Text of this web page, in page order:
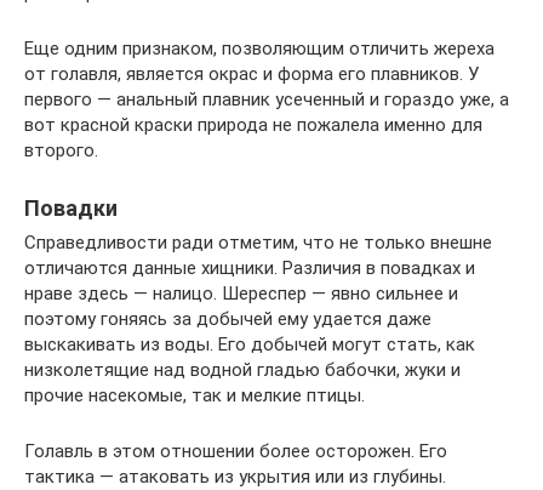
Еще одним признаком, позволяющим отличить жереха
от голавля, является окрас и форма его плавников. У
первого — анальный плавник усеченный и гораздо уже, а
вот красной краски природа не пожалела именно для
второго.
Повадки
Справедливости ради отметим, что не только внешне
отличаются данные хищники. Различия в повадках и
нраве здесь — налицо. Шереспер — явно сильнее и
поэтому гоняясь за добычей ему удается даже
выскакивать из воды. Его добычей могут стать, как
низколетящие над водной гладью бабочки, жуки и
прочие насекомые, так и мелкие птицы.
Голавль в этом отношении более осторожен. Его
тактика — атаковать из укрытия или из глубины.